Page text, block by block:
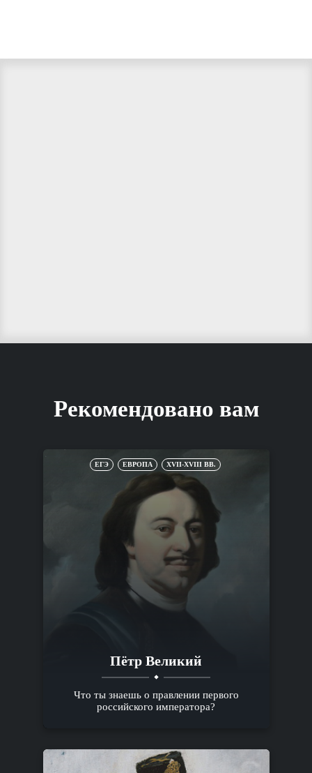
Рекомендовано вам
ЕГЭ ЕВРОПА XVII-XVIII ВВ.
Пётр Великий
Что ты знаешь о правлении первого
российского императора?